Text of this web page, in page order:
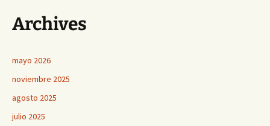
entradas
Archives
mayo 2026
noviembre 2025
agosto 2025
julio 2025